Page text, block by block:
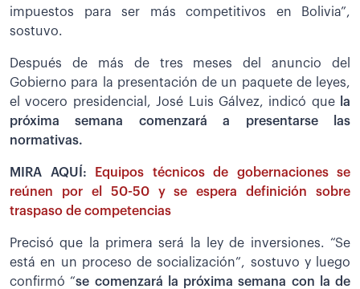
impuestos para ser más competitivos en Bolivia”,
sostuvo.
Después de más de tres meses del anuncio del
Gobierno para la presentación de un paquete de leyes,
el vocero presidencial, José Luis Gálvez, indicó quela
próxima semana comenzará a presentarse las
normativas.
MIRA AQUÍ:
Equipos técnicos de gobernaciones se
reúnen por el 50-50 y se espera definición sobre
traspaso de competencias
Precisó que la primera será la ley de inversiones. “Se
está en un proceso de socialización”, sostuvo y luego
confirmó “se comenzará la próxima semana con la de